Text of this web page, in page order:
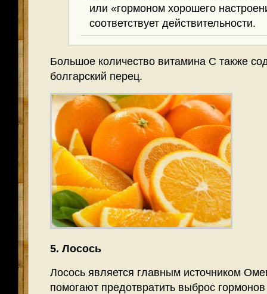
или «гормоном хорошего
соответствует действительности.
Большое количество витамина С также
болгарский перец.
5. Лосось
Лосось является главным источником
помогают предотвратить выброс